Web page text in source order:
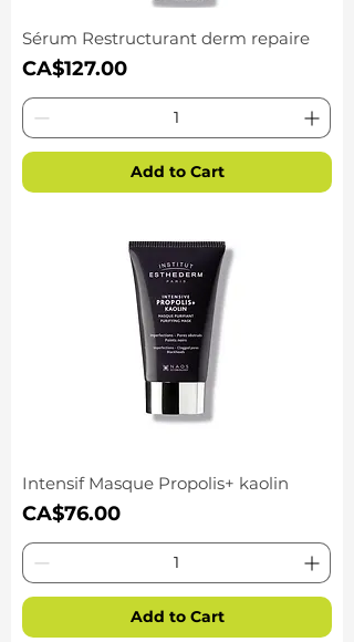
Sérum Restructurant derm repaire
Price
CA$127.00
Add to Cart
Intensif Masque Propolis+ kaolin
Price
CA$76.00
Add to Cart